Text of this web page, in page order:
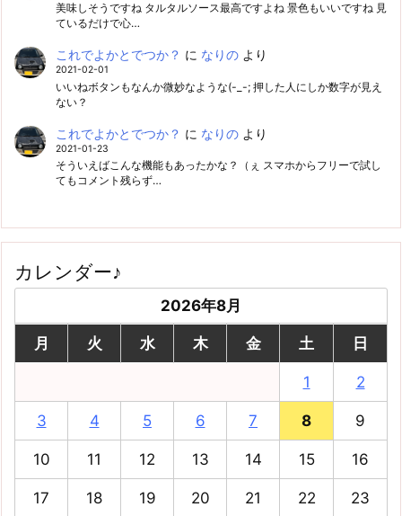
美味しそうですね タルタルソース最高ですよね 景色もいいですね 見
ているだけで心…
これでよかとでつか？ に なりのより
2021-02-01
いいねボタンもなんか微妙なような(-_-; 押した人にしか数字が見え
ない？
これでよかとでつか？ に なりのより
2021-01-23
そういえばこんな機能もあったかな？（ぇ スマホからフリーで試し
てもコメント残らず…
カレンダー♪
2026年8月
月 火 水 木 金 土 日
1 2
3 4 5 6 7 8 9
10 11 12 13 14 15 16
17 18 19 20 21 22 23